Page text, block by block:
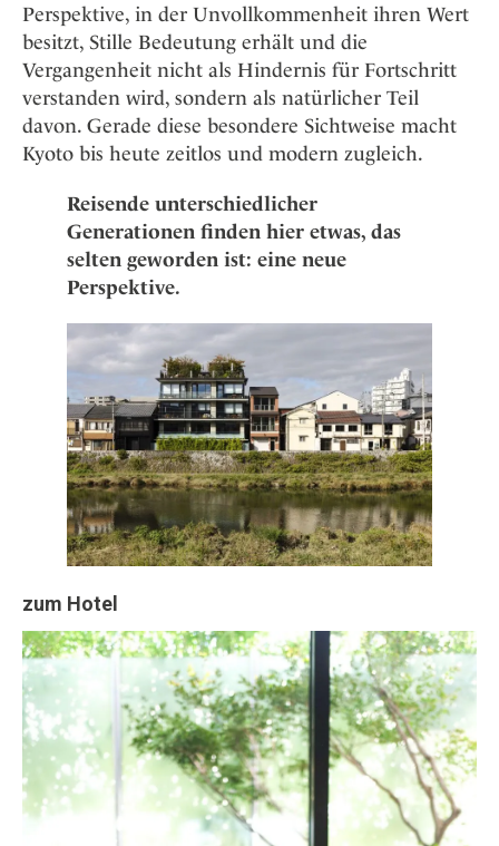
Perspektive, in der Unvollkommenheit ihren Wert
besitzt, Stille Bedeutung erhält und die
Vergangenheit nicht als Hindernis für Fortschritt
verstanden wird, sondern als natürlicher Teil
davon. Gerade diese besondere Sichtweise macht
Kyoto bis heute zeitlos und modern zugleich.
Reisende unterschiedlicher
Generationen finden hier etwas, das
selten geworden ist: eine neue
Perspektive.
zum Hotel